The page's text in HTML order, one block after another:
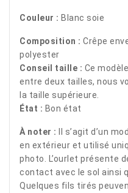
Couleur : Blanc soie
Composition : Crêpe
polyester
Conseil taille : Ce
entre deux tailles, nous
la taille supérieure.
État : Bon état
À noter :
Il s’agit d’un
en extérieur et utilisé
photo. L’ourlet présente
contact avec le sol ainsi
Quelques fils tirés